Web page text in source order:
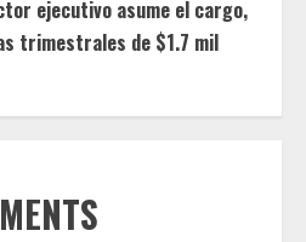
ejecutivo asume el cargo,
trimestrales de $1.7 mil